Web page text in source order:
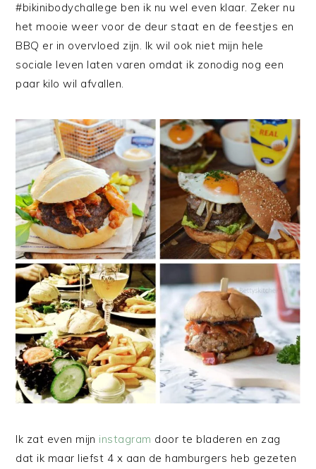
#bikinibodychallege ben ik nu wel even klaar. Zeker nu
het mooie weer voor de deur staat en de feestjes en
BBQ er in overvloed zijn. Ik wil ook niet mijn hele
sociale leven laten varen omdat ik zonodig nog een
paar kilo wil afvallen.
Ik zat even mijn instagram door te bladeren en zag
dat ik maar liefst 4 x aan de hamburgers heb gezeten